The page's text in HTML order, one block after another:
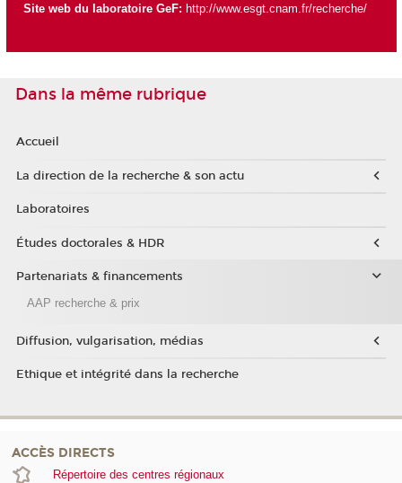
Site web du laboratoire GeF: http://www.esgt.cnam.fr/recherche/
Dans la même rubrique
Accueil
La direction de la recherche & son actu
Laboratoires
Études doctorales & HDR
Partenariats & financements
AAP recherche & prix
Diffusion, vulgarisation, médias
Ethique et intégrité dans la recherche
ACCÈS DIRECTS
Répertoire des centres régionaux